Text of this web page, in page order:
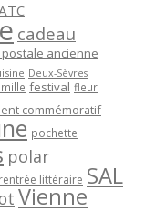
cadeau
ancienne
Deux-Sèvres
festival fleur
commémoratif
pochette
polar
rentrée littéraire SAL
Vienne